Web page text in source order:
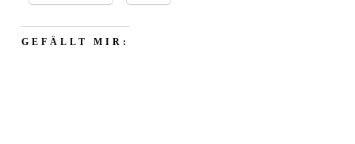
GEFÄLLT MIR: